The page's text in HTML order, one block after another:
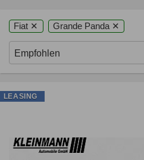
Fiat ✕ Grande Panda ✕
LEASING